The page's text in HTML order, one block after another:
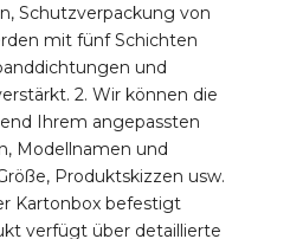
Schutzverpackung von
mit fünf Schichten
und
2. Wir können die
Ihrem angepassten
Modellnamen und
Produktskizzen usw.
Kartonbox befestigt
verfügt über detaillierte